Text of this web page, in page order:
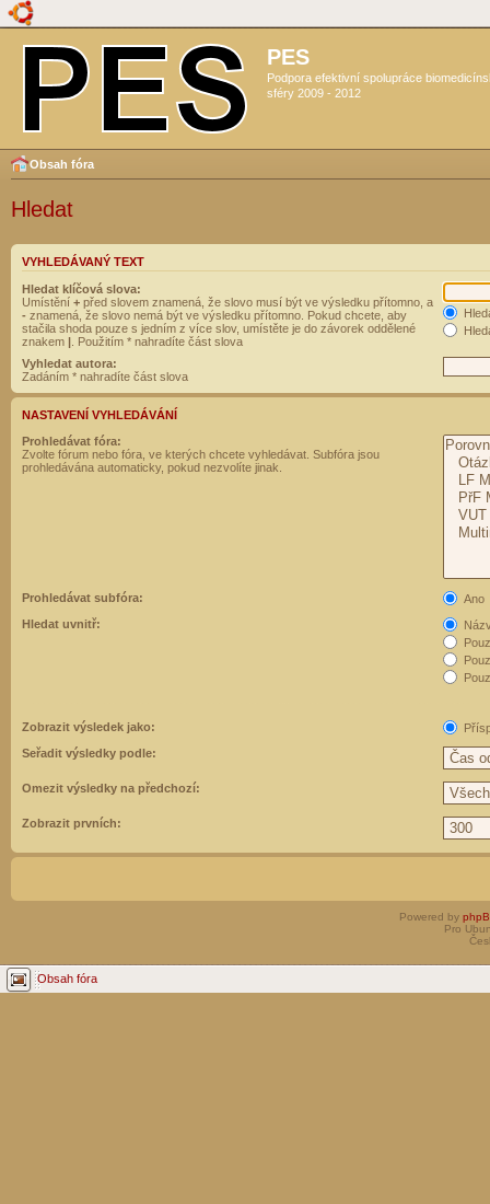
PES
Podpora efektivní spolupráce
sféry 2009 - 2012
Obsah fóra
Hledat
VYHLEDÁVANÝ TEXT
Hledat klíčová slova:
Umístění + před slovem znamená, že slovo musí být ve výsledku přítomno, a
- znamená, že slovo nemá být ve výsledku přítomno. Pokud chcete, aby
stačila shoda pouze s jedním z více slov, umístěte je do závorek oddělené
znakem | . Použitím * nahradíte část slova
Vyhledat autora:
Zadáním * nahradíte část slova
NASTAVENÍ VYHLEDÁVÁNÍ
Prohledávat fóra:
Zvolte fórum nebo fóra, ve kterých chcete vyhledávat. Subfóra jsou
prohledávána automaticky, pokud nezvolíte jinak.
Prohledávat subfóra:
Ano
Hledat uvnitř:
Zobrazit výsledek jako:
Seřadit výsledky podle:
Omezit výsledky na předchozí:
Zobrazit prvních:
Powered by
Pro
Obsah fóra